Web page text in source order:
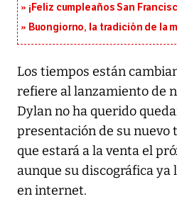
¡Feliz cumpleaños San
Buongiorno, la tradición de la
Los tiempos están
refiere al lanzamiento de
Dylan no ha querido
presentación de su nuevo
que estará a la venta el
aunque su discográfica ya
en internet.